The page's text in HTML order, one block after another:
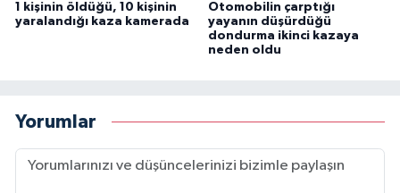
1 kişinin öldüğü, 10 kişinin
yaralandığı kaza kamerada
Otomobilin çarptığı
yayanın düşürdüğü
dondurma ikinci kazaya
neden oldu
Yorumlar